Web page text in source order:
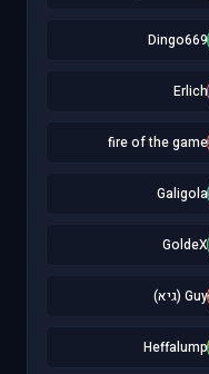
Dingo669
Erlich
fire of the game
Galigola
GoldeX
Guy (גיא)
Heffalump